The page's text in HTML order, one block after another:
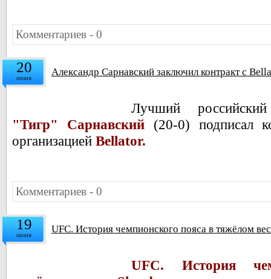
Комментариев - 0
20
июня Александр Сарнавский заключил контракт с
Лучший
"Тигр" Сарнавский(20-0) подписал
организацией Bellator.
Комментариев - 0
19
июня UFC. История чемпионского пояса в тяжёлом
UFC. История